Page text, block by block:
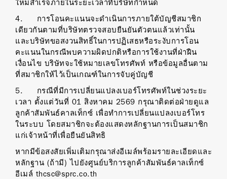
ใหม่สำเร็จภายในระยะเวลาที่บริษัทกำหนด
4. การโอนคะแนนจะดำเนินการภายใต้บัญชีสมาชิก
เดียวกันตามที่บริษัทตรวจสอบยืนยันตัวตนแล้วเท่านั้น
และบริษัทขอสงวนสิทธิ์ในการปฏิเสธหรือระงับการโอน
คะแนนในกรณีพบความผิดปกติหรือการใช้งานที่ฝ่าฝืน
เงื่อนไข บริษัทจะใช้หมายเลขโทรศัพท์ หรือข้อมูลอื่นตาม
ที่สมาชิกให้ไว้เป็นเกณฑ์ในการจับคู่บัญชี
5. กรณีที่มีการเปลี่ยนแปลงเบอร์โทรศัพท์ในช่วงระยะ
เวลา ตั้งแต่วันที่ 01 สิงหาคม 2569 กรุณาติดต่อฝ่ายดูแล
ลูกค้าสัมพันธ์คาลเท็กซ์ เพื่อทำการเปลี่ยนแปลงเบอร์โทร
ในระบบ โดยสมาชิกจะต้องแสดงหลักฐานการเป็นสมาชิก
แก่เจ้าหน้าที่เพื่อยืนยันสิทธิ
หากมีข้อสงสัยเพิ่มเติมกรุณาส่งอีเมล์พร้อมรายละเอียดและ
หลักฐาน (ถ้ามี) ไปยังศูนย์บริการลูกค้าสัมพันธ์คาลเท็กซ์
อีเมล์ thcsc@sprc.co.th